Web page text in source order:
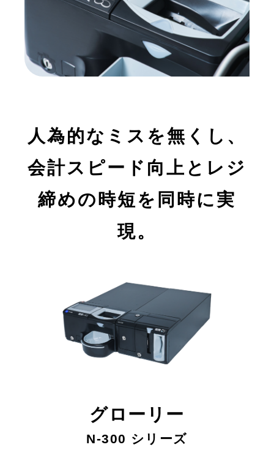
人為的なミスを無くし、
会計スピード向上とレジ
締めの時短を同時に実
現。
グローリー
N-300 シリーズ